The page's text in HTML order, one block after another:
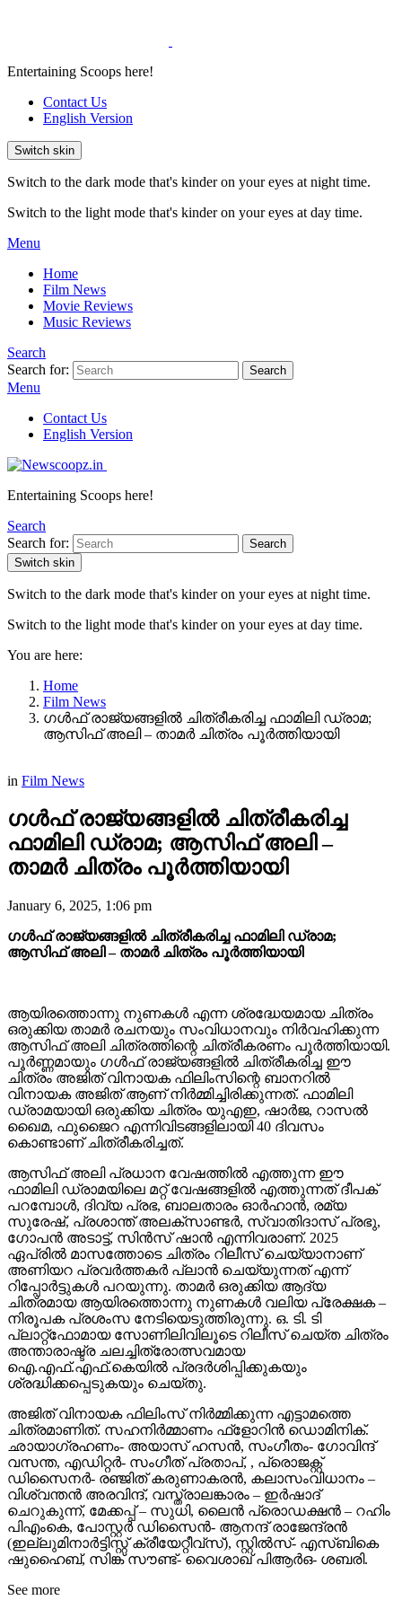
Entertaining Scoops here!
Contact Us
English Version
Switch skin
Switch to the dark mode that's kinder on your eyes at night time.
Switch to the light mode that's kinder on your eyes at day time.
Menu
Home
Film News
Movie Reviews
Music Reviews
Search
Search for:
Search
Menu
Contact Us
English Version
Entertaining Scoops here!
Search
Search for:
Search
Switch skin
Switch to the dark mode that's kinder on your eyes at night time.
Switch to the light mode that's kinder on your eyes at day time.
You are here:
Home
Film News
ഗൾഫ് രാജ്യങ്ങളിൽ ചിത്രീകരിച്ച ഫാമിലി ഡ്രാമ;
ആസിഫ് അലി – താമർ ചിത്രം പൂർത്തിയായി
in Film News
ഗൾഫ് രാജ്യങ്ങളിൽ ചിത്രീകരിച്ച
ഫാമിലി ഡ്രാമ; ആസിഫ് അലി –
താമർ ചിത്രം പൂർത്തിയായി
January 6, 2025, 1:06 pm
ഗൾഫ് രാജ്യങ്ങളിൽ ചിത്രീകരിച്ച ഫാമിലി ഡ്രാമ;
ആസിഫ് അലി – താമർ ചിത്രം പൂർത്തിയായി
ആയിരത്തൊന്നു നുണകൾ എന്ന ശ്രദ്ധേയമായ ചിത്രം
ഒരുക്കിയ താമർ രചനയും സംവിധാനവും നിർവഹിക്കുന്ന
ആസിഫ് അലി ചിത്രത്തിന്റെ ചിത്രീകരണം പൂർത്തിയായി.
പൂർണ്ണമായും ഗൾഫ് രാജ്യങ്ങളിൽ ചിത്രീകരിച്ച ഈ
ചിത്രം അജിത് വിനായക ഫിലിംസിന്റെ ബാനറിൽ
വിനായക അജിത് ആണ് നിർമ്മിച്ചിരിക്കുന്നത്. ഫാമിലി
ഡ്രാമയായി ഒരുക്കിയ ചിത്രം യുഎഇ, ഷാർജ, റാസൽ
ഖൈമ, ഫുജൈറ എന്നിവിടങ്ങളിലായി 40 ദിവസം
കൊണ്ടാണ് ചിത്രീകരിച്ചത്.
ആസിഫ് അലി പ്രധാന വേഷത്തിൽ എത്തുന്ന ഈ
ഫാമിലി ഡ്രാമയിലെ മറ്റ് വേഷങ്ങളിൽ എത്തുന്നത് ദീപക്
പറമ്പോൾ, ദിവ്യ പ്രഭ, ബാലതാരം ഓർഹാൻ, രമ്യ
സുരേഷ്, പ്രശാന്ത് അലക്സാണ്ടർ, സ്വാതിദാസ് പ്രഭു,
ഗോപൻ അടാട്ട്, സിൻസ് ഷാൻ എന്നിവരാണ്. 2025
ഏപ്രിൽ മാസത്തോടെ ചിത്രം റിലീസ് ചെയ്യാനാണ്
അണിയറ പ്രവർത്തകർ പ്ലാൻ ചെയ്യുന്നത് എന്ന്
റിപ്പോർട്ടുകൾ പറയുന്നു. താമർ ഒരുക്കിയ ആദ്യ
ചിത്രമായ ആയിരത്തൊന്നു നുണകൾ വലിയ പ്രേക്ഷക –
നിരൂപക പ്രശംസ നേടിയെടുത്തിരുന്നു. ഒ. ടി. ടി
പ്ലാറ്റ്ഫോമായ സോണിലിവിലൂടെ റിലീസ് ചെയ്ത ചിത്രം
അന്താരാഷ്ട്ര ചലച്ചിത്രോത്സവമായ
ഐ.എഫ്.എഫ്.കെയിൽ പ്രദർശിപ്പിക്കുകയും
ശ്രദ്ധിക്കപ്പെടുകയും ചെയ്തു.
അജിത് വിനായക ഫിലിംസ് നിർമ്മിക്കുന്ന എട്ടാമത്തെ
ചിത്രമാണിത്. സഹനിർമ്മാണം ഫ്‌ളോറിൻ ഡൊമിനിക്.
ഛായാഗ്രഹണം- അയാസ് ഹസൻ, സംഗീതം- ഗോവിന്ദ്
വസന്ത, എഡിറ്റർ- സംഗീത് പ്രതാപ്, , പ്രൊജക്റ്റ്
ഡിസൈനർ- രഞ്ജിത് കരുണാകരൻ, കലാസംവിധാനം –
വിശ്വന്തൻ അരവിന്ദ്, വസ്ത്രാലങ്കാരം – ഇർഷാദ്
ചെറുകുന്ന്, മേക്കപ്പ് – സുധി, ലൈൻ പ്രൊഡക്ഷൻ – റഹിം
പിഎംകെ, പോസ്റ്റർ ഡിസൈൻ- ആനന്ദ് രാജേന്ദ്രൻ
(ഇല്ലുമിനാർട്ടിസ്റ്റ് ക്രീയേറ്റീവ്സ്), സ്റ്റിൽസ്- എസ്‌ബികെ
ഷുഹൈബ്, സിങ്ക് സൗണ്ട്- വൈശാഖ് പിആർഒ- ശബരി.
See more